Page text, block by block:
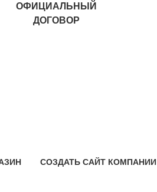
ОФИЦИАЛЬНЫЙ
ДОГОВОР
СОЗДАТЬ САЙТ КОМПАНИИ